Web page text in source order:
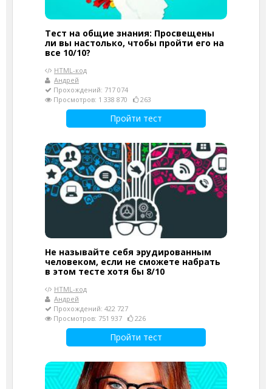
Тест на общие знания: Просвещены
ли вы настолько, чтобы пройти его на
все 10/10?
HTML-код
Андрей
Прохождений: 717 074
Просмотров: 1 338 870
263
Пройти тест
Не называйте себя эрудированным
человеком, если не сможете набрать
в этом тесте хотя бы 8/10
HTML-код
Андрей
Прохождений: 422 727
Просмотров: 751 937
226
Пройти тест